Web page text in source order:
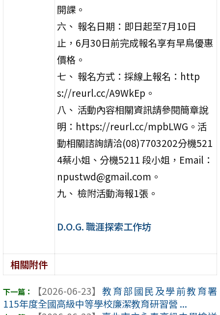
開課。
六、 報名日期：即日起至7月10日
止，6月30日前完成報名享有早鳥優惠
價格。
七、 報名方式：採線上報名：http
s://reurl.cc/A9WkEp。
八、 活動內容相關資訊請參閱簡章說
明：https://reurl.cc/mpbLWG。活
動相關諮詢請洽(08)7703202分機521
4蔡小姐、分機5211 段小姐，Email：
npustwd@gmail.com。
九、 檢附活動海報1張。
D.O.G. 職涯探索工作坊
相關附件
【2026-06-23】 教育部國民及學前教育署
115年度全國高級中等學校廉潔教育研習營 ...